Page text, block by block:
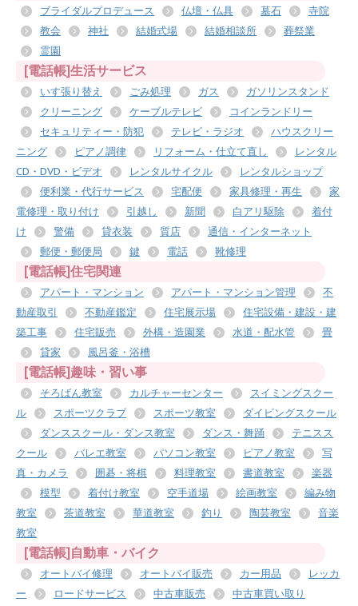
ブライダルプロデュース 仏壇・仏具 墓石
寺院
教会
神社 結婚式場 結婚相談所
葬祭業
霊園
[電話帳]生活サービス
いす張り替え ごみ処理 ガス
ガソリンスタンド
クリーニング
ケーブルテレビ
コインランドリー
セキュリティー・防犯
テレビ・ラジオ
ハウスクリー
ニング
ピアノ調律 リフォーム・仕立て直し
レンタル
CD・DVD・ビデオ
レンタルサイクル
レンタルショップ
便利業・代行サービス
宅配便 家具修理・再生
家
電修理・取り付け
引越し 新聞 白アリ駆除
着付
け
警備 貸衣装 質店
通信・インターネット
郵便・郵便局
鍵 電話 靴修理
[電話帳]住宅関連
アパート・マンション アパート・マンション管理
不
動産取引
不動産鑑定 住宅展示場
住宅設備・建設・建
築工事
住宅販売 外構・造園業 水道・配水管
畳
貸家
風呂釜・浴槽
[電話帳]趣味・習い事
そろばん教室 カルチャーセンター
スイミングスクー
ル
スポーツクラブ スポーツ教室
ダイビングスクール
ダンススクール・ダンス教室
ダンス・舞踊
テニスス
クール
バレエ教室 パソコン教室 ピアノ教室
写
真・カメラ
囲碁・将棋 料理教室 書道教室
楽器
模型
着付け教室 空手道場 絵画教室
編み物
教室
茶道教室 華道教室 釣り 陶芸教室
音楽
教室
[電話帳]自動車・バイク
オートバイ修理 オートバイ販売 カー用品
レッカ
ー
ロードサービス 中古車販売
中古車買い取り